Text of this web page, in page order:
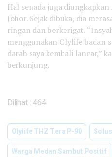
Hal senada juga
Johor. Sejak dibuka, dia
ringan dan berkerigat.
menggunakan Olylife badan
darah saya kembali lancar,”
berkunjung.
Dilihat : 464
Olylife THZ Tera P-90
Warga Medan Sambut Positif